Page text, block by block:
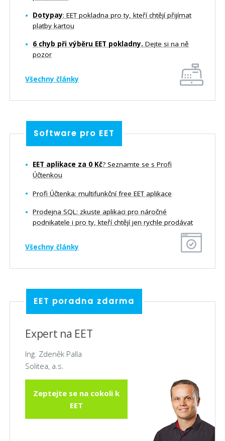
Dotypay: EET pokladna pro ty, kteří chtějí přijímat
platby kartou
6 chyb při výběru EET pokladny. Dejte si na ně
pozor
Všechny články
Software pro EET
EET aplikace za 0 Kč? Seznamte se s Profi
Účtenkou
Profi Účtenka: multifunkční free EET aplikace
Prodejna SQL: zkuste aplikaci pro náročné
podnikatele i pro ty, kteří chtějí jen rychle prodávat
Všechny články
EET poradna zdarma
Expert na EET
Ing. Zdeněk Palla
Solitea, a.s.
Zeptejte se na cokoli k
EET